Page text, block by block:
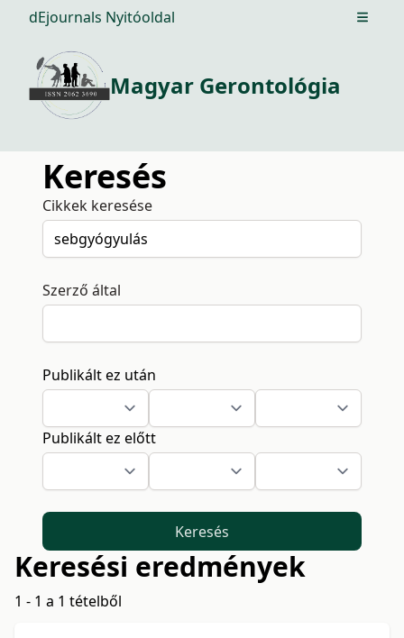
dEjournals Nyitóoldal Open
Magyar Gerontológia
Keresés
Cikkek keresése
Szerző által
Publikált ez után
Publikált ez előtt
Keresés
Keresési eredmények
1 - 1 a 1 tételből